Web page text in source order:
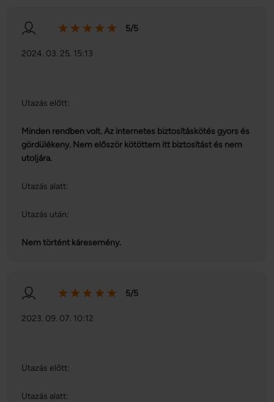
5/5
2024. 03. 25. 15:13
Utazás előtt:
Minden rendben volt. Az internetes biztosításkötés gyors és
gördülékeny. Nem először kötöttem itt biztosítást és nem
utoljára.
Utazás alatt:
Utazás után:
Nem történt káresemény.
5/5
2023. 09. 07. 10:12
Utazás előtt:
Utazás alatt: